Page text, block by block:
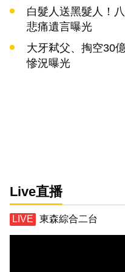
白髮人送黑髮人！
悲痛遺言曝光
大牙弒父、掏空30
慘況曝光
Live直播
東森綜合二台